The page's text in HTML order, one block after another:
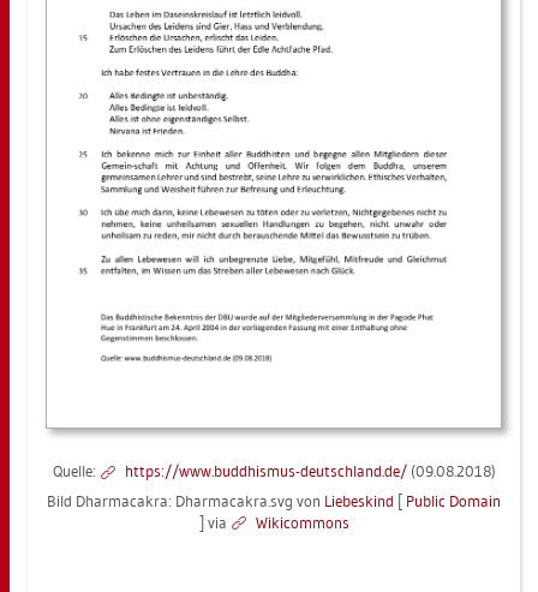
Quel­le: https://​www.​bud­dhis­mus-​deutsch­land.​de/(09.08.2018)
Bild Dhar­ma­ca­kra: Dhar­ma­ca­kra.svg von Lie­bes­kind [ Pu­blic Do­main
] via
Wi­ki­com­mons